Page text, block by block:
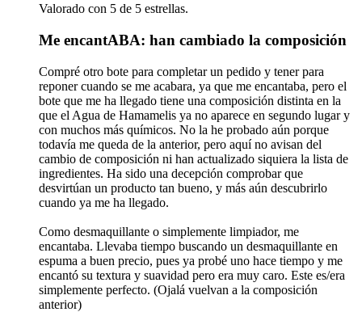
Valorado con 5 de 5 estrellas.
Me encantABA: han cambiado la composición
Compré otro bote para completar un pedido y tener para
reponer cuando se me acabara, ya que me encantaba, pero el
bote que me ha llegado tiene una composición distinta en la
que el Agua de Hamamelis ya no aparece en segundo lugar y
con muchos más químicos. No la he probado aún porque
todavía me queda de la anterior, pero aquí no avisan del
cambio de composición ni han actualizado siquiera la lista de
ingredientes. Ha sido una decepción comprobar que
desvirtúan un producto tan bueno, y más aún descubrirlo
cuando ya me ha llegado.
Como desmaquillante o simplemente limpiador, me
encantaba. Llevaba tiempo buscando un desmaquillante en
espuma a buen precio, pues ya probé uno hace tiempo y me
encantó su textura y suavidad pero era muy caro. Este es/era
simplemente perfecto. (Ojalá vuelvan a la composición
anterior)